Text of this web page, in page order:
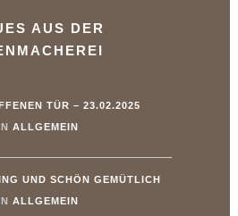
AUS DER
TÜR – 23.02.2025
ALLGEMEIN
UND SCHÖN GEMÜTLICH
ALLGEMEIN